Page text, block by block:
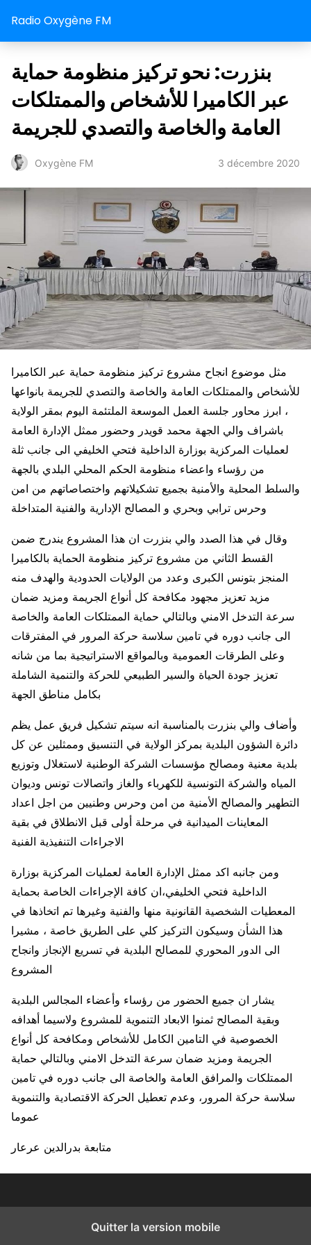
Radio Oxygène FM
بنزرت: نحو تركيز منظومة حماية
عبر الكاميرا للأشخاص والممتلكات
العامة والخاصة والتصدي للجريمة
Oxygène FM 3 décembre 2020
مثل موضوع انجاح مشروع تركيز منظومة حماية عبر الكاميرا
للأشخاص والممتلكات العامة والخاصة والتصدي للجريمة بانواعها
، ابرز محاور جلسة العمل الموسعة الملتئمة اليوم بمقر الولاية
باشراف والي الجهة محمد قويدر وحضور ممثل الإدارة العامة
لعمليات المركزية بوزارة الداخلية فتحي الخليفي الى جانب ثلة
من رؤساء واعضاء منظومة الحكم المحلي البلدي بالجهة
والسلط المحلية والأمنية بجميع تشكيلاتهم واختصاصاتهم من امن
وحرس ترابي وبحري و المصالح الإدارية والفنية المتداخلة
وقال في هذا الصدد والي بنزرت ان هذا المشروع يندرج ضمن
القسط الثاني من مشروع تركيز منظومة الحماية بالكاميرا
المنجز بتونس الكبرى وعدد من الولايات الحدودية والهدف منه
مزيد تعزيز مجهود مكافحة كل أنواع الجريمة ومزيد ضمان
سرعة التدخل الامني وبالتالي حماية الممتلكات العامة والخاصة
الى جانب دوره في تامين سلاسة حركة المرور في المفترقات
وعلى الطرقات العمومية وبالمواقع الاستراتيجية بما من شانه
تعزيز جودة الحياة والسير الطبيعي للحركة والتنمية الشاملة
بكامل مناطق الجهة
وأضاف والي بنزرت بالمناسبة انه سيتم تشكيل فريق عمل يظم
دائرة الشؤون البلدية بمركز الولاية في التنسيق وممثلين عن كل
بلدية معنية ومصالح مؤسسات الشركة الوطنية لاستغلال وتوزيع
المياه والشركة التونسية للكهرباء والغاز واتصالات تونس وديوان
التطهير والمصالح الأمنية من امن وحرس وطنيين من اجل اعداد
المعاينات الميدانية في مرحلة أولى قبل الانطلاق في بقية
الاجراءات التنفيذية الفنية
ومن جانبه اكد ممثل الإدارة العامة لعمليات المركزية بوزارة
الداخلية فتحي الخليفي،ان كافة الإجراءات الخاصة بحماية
المعطيات الشخصية القانونية منها والفنية وغيرها تم اتخاذها في
هذا الشأن وسيكون التركيز كلي على الطريق خاصة ، مشيرا
الى الدور المحوري للمصالح البلدية في تسريع الإنجاز وانجاح
المشروع
يشار ان جميع الحضور من رؤساء وأعضاء المجالس البلدية
وبقية المصالح ثمنوا الابعاد التنموية للمشروع ولاسيما أهدافه
الخصوصية في التامين الكامل للأشخاص ومكافحة كل أنواع
الجريمة ومزيد ضمان سرعة التدخل الامني وبالتالي حماية
الممتلكات والمرافق العامة والخاصة الى جانب دوره في تامين
سلاسة حركة المرور، وعدم تعطيل الحركة الاقتصادية والتنموية
عموما
متابعة بدرالدين عرعار
Quitter la version mobile